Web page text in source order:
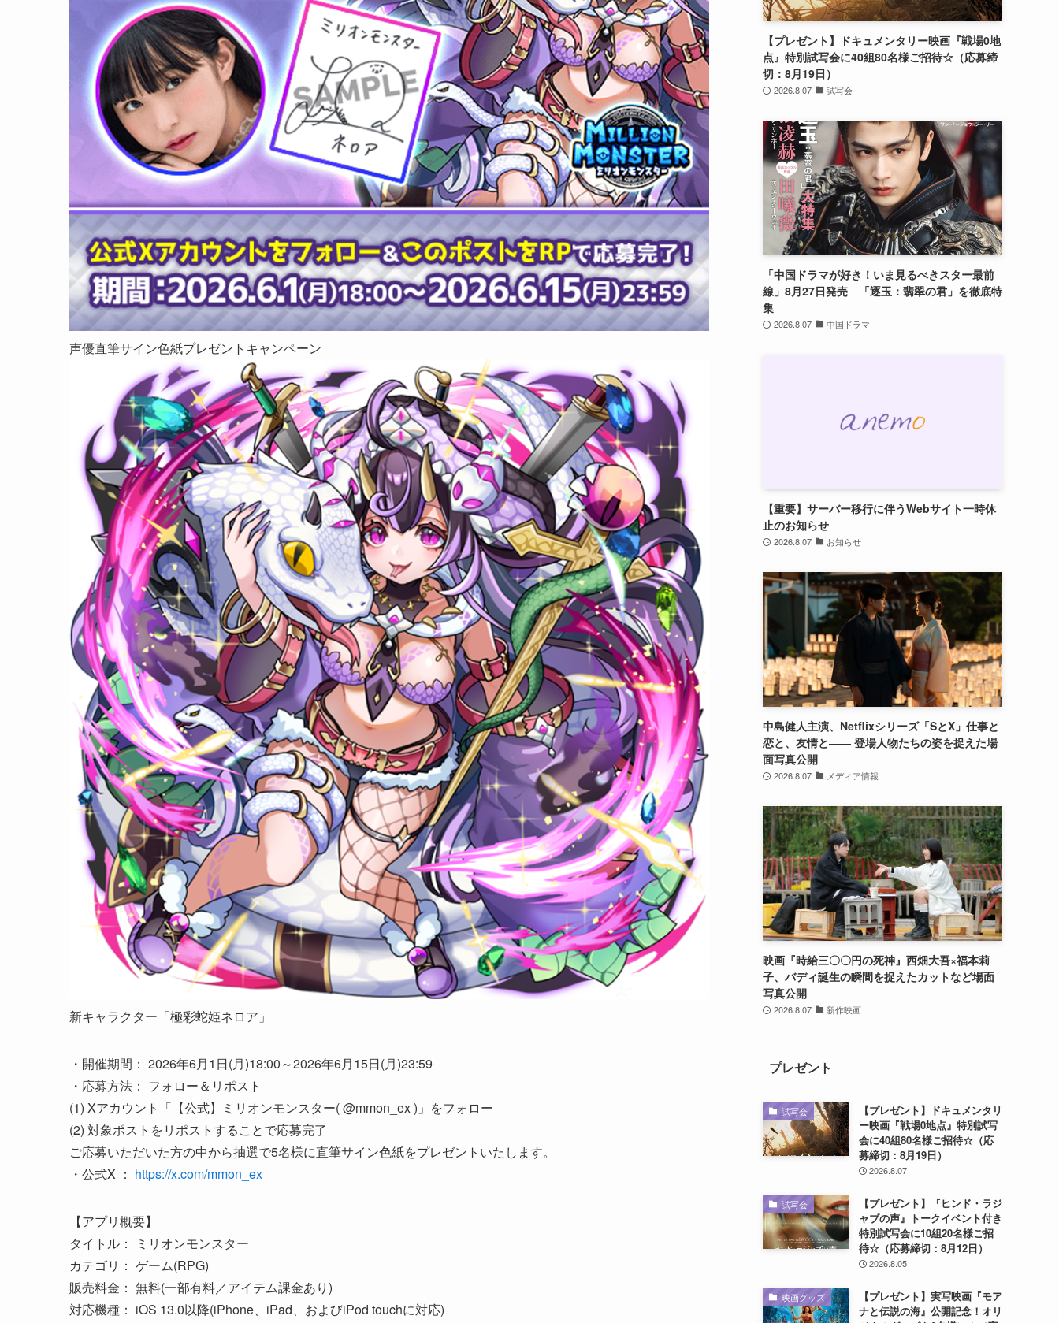
声優直筆サイン色紙プレゼントキャンペーン
新キャラクター「極彩蛇姫ネロア」
・開催期間： 2026年6月1日(月)18:00～2026年6月15日(月)23:59
・応募方法： フォロー＆リポスト
(1) Xアカウント「【公式】ミリオンモンスター( @mmon_ex )」をフォロー
(2) 対象ポストをリポストすることで応募完了
ご応募いただいた方の中から抽選で5名様に直筆サイン色紙をプレゼントいたします。
・公式X ： https://x.com/mmon_ex
【アプリ概要】
タイトル： ミリオンモンスター
カテゴリ： ゲーム(RPG)
販売料金： 無料(一部有料／アイテム課金あり)
対応機種： iOS 13.0以降(iPhone、iPad、およびiPod touchに対応)
【プレゼント】ドキュメンタリー映画『戦場0地
点』特別試写会に40組80名様ご招待☆（応募締
切：8月19日）
2026.8.07 試写会
「中国ドラマが好き！いま見るべきスター最前
線」8月27日発売 「逐玉：翡翠の君」を徹底特
集
2026.8.07 中国ドラマ
【重要】サーバー移行に伴うWebサイト一時休
止のお知らせ
2026.8.07 お知らせ
中島健人主演、Netflixシリーズ「SとX」仕事と
恋と、友情と―― 登場人物たちの姿を捉えた場
面写真公開
2026.8.07 メディア情報
映画『時給三〇〇円の死神』西畑大吾×福本莉
子、バディ誕生の瞬間を捉えたカットなど場面
写真公開
2026.8.07 新作映画
プレゼント
試写会
【プレゼント】ドキュメンタリ
ー映画『戦場0地点』特別試写
会に40組80名様ご招待☆（応
募締切：8月19日）
2026.8.07
試写会
【プレゼント】『ヒンド・ラジ
ャブの声』トークイベント付き
特別試写会に10組20名様ご招
待☆（応募締切：8月12日）
2026.8.05
映画グッズ
【プレゼント】実写映画『モア
ナと伝説の海』公開記念！オリ